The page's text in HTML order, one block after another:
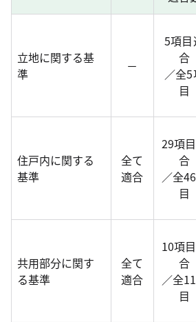
立地に関する基
準
－
5項目
合
／全
目
住戸内に関する
基準
全て
適合
29項
合
／全
目
共用部分に関す
る基準
全て
適合
10項
合
／全
目